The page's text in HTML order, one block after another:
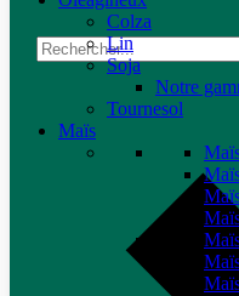
Colza
Lin
Soja
Notre
Tournesol
Maïs